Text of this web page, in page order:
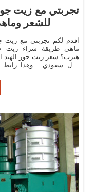
تجربتي مع زيت
للشعر
اقدم لكم تجربتي مع زيت
ماهي طريقة شراء زيت
ريال سعودي . وهذا